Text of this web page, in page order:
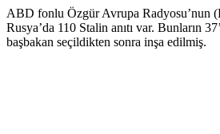
ABD fonlu Özgür Avrupa Radyosu’nun
Rusya’da 110 Stalin anıtı var. Bunların
başbakan seçildikten sonra inşa edilmiş.